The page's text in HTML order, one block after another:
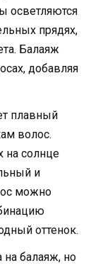
осветляются
прядях,
Балаяж
добавляя
плавный
волос.
на солнце
и
можно
оттенок.
на балаяж, но